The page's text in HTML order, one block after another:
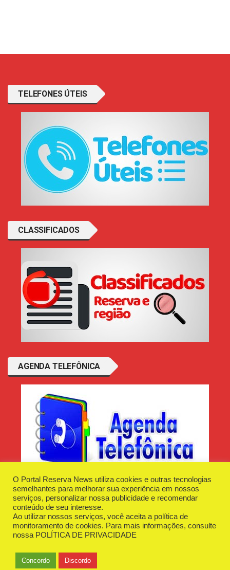
TELEFONES ÚTEIS
CLASSIFICADOS
AGENDA TELEFÔNICA
Desenvolvido e Hospedado porPlugin Informática
Reserva News Tecnologia - CNPJ - 42.509.198/0001-83
O Portal Reserva News utiliza cookies e outras tecnologias
semelhantes para melhorar sua experiência em nossos
serviços, personalizar nossa publicidade e recomendar
conteúdo de seu interesse.
Ao utilizar nossos serviços, você aceita a política de
monitoramento de cookies. Para mais informações, consulte
nossa POLÍTICA DE PRIVACIDADE
Concordo Discordo